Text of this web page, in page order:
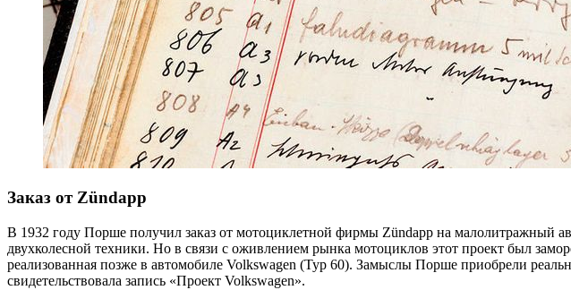
Заказ от Zündapp
В 1932 году Порше получил заказ от мотоциклетной фирмы Zündapp на малолитражный
двухколесной техники. Но в связи с оживлением рынка мотоциклов этот проект был
реализованная позже в автомобиле Volkswagen (Typ 60). Замыслы Порше приобрели
свидетельствовала запись «Проект Volkswagen».